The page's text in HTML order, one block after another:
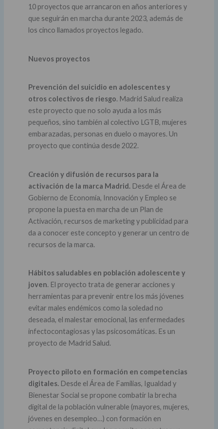
10 proyectos que arrancaron en años anteriores y
que seguirán en marcha durante 2023, además de
los cinco llamados proyectos legado.
Nuevos proyectos
Prevención del suicidio en adolescentes y
otros colectivos de riesgo. Madrid Salud realiza
este proyecto que no solo ayuda a los más
pequeños, sino también al colectivo LGTB, mujeres
embarazadas, personas en duelo o mayores. Un
proyecto que continúa desde 2022.
Creación y difusión de recursos para la
activación de la marca Madrid.Desde el Área de
Gobierno de Economía, Innovación y Empleo se
propone la puesta en marcha de un Plan de
Activación, recursos de marketing y publicidad para
da a conocer este concepto y generar un centro de
recursos de la marca.
Hábitos saludables en población adolescente y
joven. El proyecto trata de generar acciones y
herramientas para prevenir entre los más jóvenes
evitar males endémicos como la soledad no
deseada, el malestar emocional, las enfermedades
infectocontagiosas y las psicosomáticas. Es un
proyecto de Madrid Salud.
Proyecto piloto en formación en competencias
digitales.Desde el Área de Familias, Igualdad y
Bienestar Social se propone combatir la brecha
digital de la población vulnerable (mayores, mujeres,
jóvenes en desempleo…) con formación en